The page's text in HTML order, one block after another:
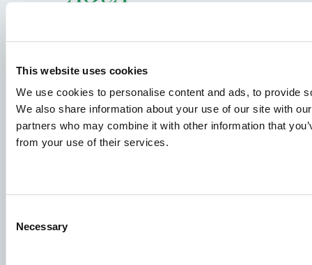
This website uses cookies
We use cookies to personalise content and ads, to provide
We also share information about your use of our site with
partners who may combine it with other information that
from your use of their services.
Selection
Necessary
Koncepcje Paszowe
Wiedza
miejsce, prosimy o wyraźne wskazanie stanowiska, którym